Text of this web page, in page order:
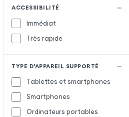
ACCESSIBILITÉ
Immédiat
Très rapide
TYPE D'APPAREIL SUPPORTÉ
Tablettes et smartphones
Smartphones
Ordinateurs portables